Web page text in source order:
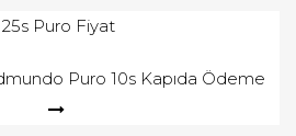
Puro Fiyat
Puro 10s Kapıda Ödeme